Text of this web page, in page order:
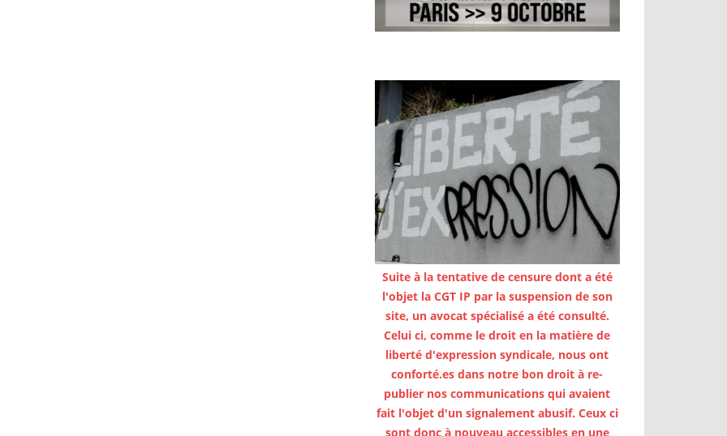
Suite à la tentative de censure dont a été
l'objet la CGT IP par la suspension de son
site, un avocat spécialisé a été consulté.
Celui ci, comme le droit en la matière de
liberté d'expression syndicale, nous ont
conforté.es dans notre bon droit à re-
publier nos communications qui avaient
fait l'objet d'un signalement abusif. Ceux ci
sont donc à nouveau accessibles en une